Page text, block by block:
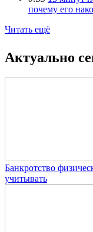
почему его
Читать ещё
Актуально
Банкротство
учитывать